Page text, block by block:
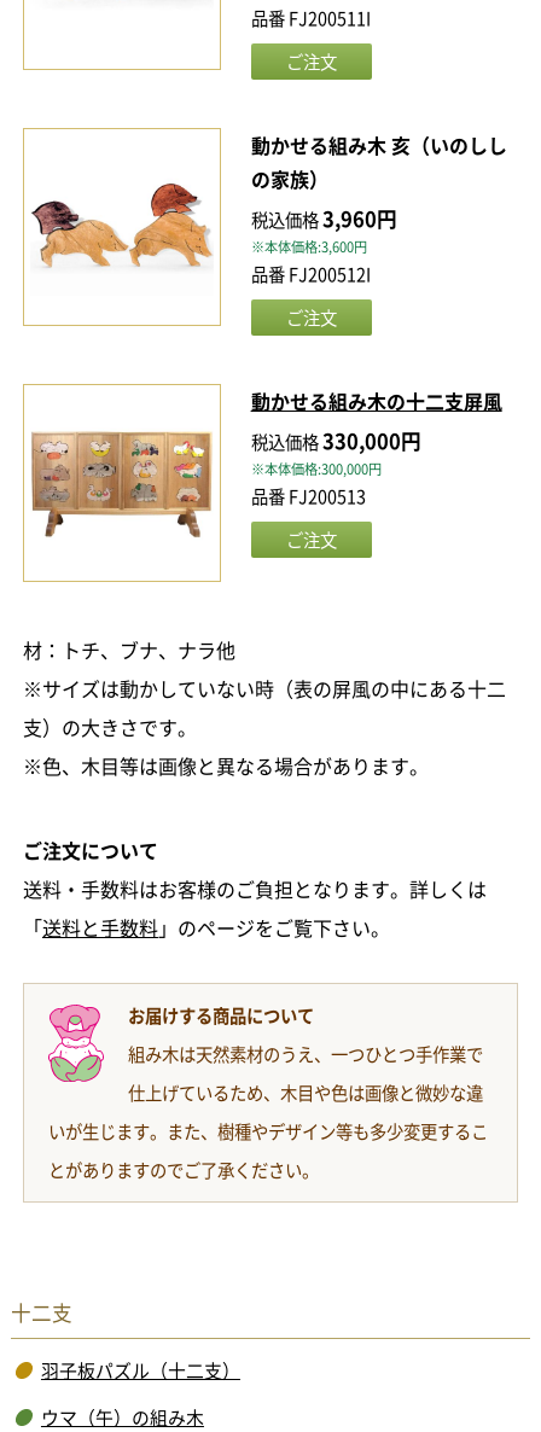
品番 FJ200511I
動かせる組み木 亥（いのしし
の家族）
税込価格3,960円
※本体価格:3,600円
品番 FJ200512I
動かせる組み木の十二支屏風
税込価格330,000円
※本体価格:300,000円
品番 FJ200513
材：トチ、ブナ、ナラ他
※サイズは動かしていない時（表の屏風の中にある十二
支）の大きさです。
※色、木目等は画像と異なる場合があります。
ご注文について
送料・手数料はお客様のご負担となります。詳しくは
「送料と手数料」のページをご覧下さい。
お届けする商品について
組み木は天然素材のうえ、一つひとつ手作業で
仕上げているため、木目や色は画像と微妙な違
いが生じます。また、樹種やデザイン等も多少変更するこ
とがありますのでご了承ください。
十二支
羽子板パズル（十二支）
ウマ（午）の組み木